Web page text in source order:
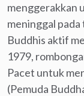
menggerakkan
meninggal
Buddhis aktif
1979,
Pacet untuk
(Pemuda